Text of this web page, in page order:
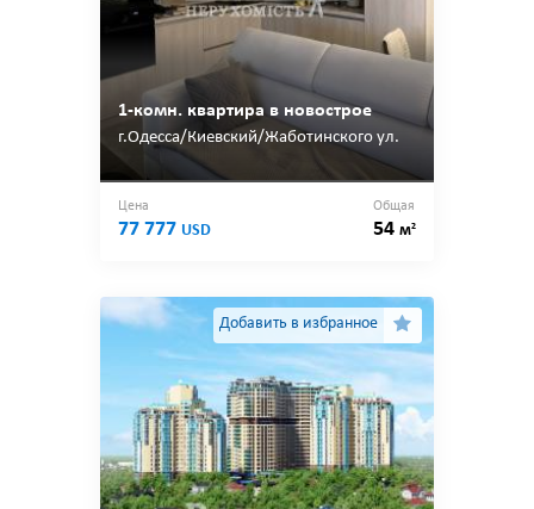
1-комн. квартира в новострое
г.Одесса/Киевский/Жаботинского ул.
Цена
77 777 USD
Общая
54 м2
Добавить в избранное